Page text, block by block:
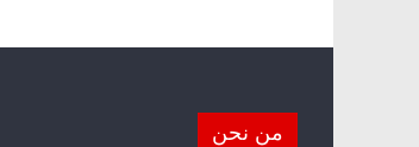
من نحن